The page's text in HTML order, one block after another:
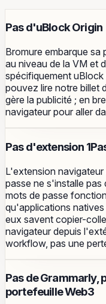
Pas d'uBlock Origin
Bromure embarque
au niveau de la VM et
spécifiquement
pouvez lire notre billet
gère la publicité ; en
navigateur pour aller
Pas d'extension
L'extension
passe ne s'installe pas
mots de passe
qu'applications
eux savent copier-
navigateur depuis
workflow, pas une
Pas de Grammarly,
portefeuille Web3